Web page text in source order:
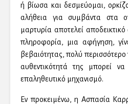
ή βίωσα και δεσμεύομαι,
αλήθεια για συμβάντα στα
μαρτυρία αποτελεί αποδεικτικό
πληροφορία, μια αφήγηση,
βεβαιότητας, πολύ
αυθεντικότητά της μπορεί
επαληθευτικό μηχανισμό.
Εν προκειμένω, η Ασπασία